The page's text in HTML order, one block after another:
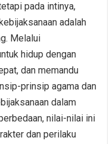
pada intinya,
adalah
Melalui
hidup dengan
dan memandu
prinsip agama dan
dalam
nilai-nilai ini
dan perilaku